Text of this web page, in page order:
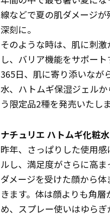
線などで夏の肌ダメージ
深刻に。
そのような時は、肌に刺
し、バリア機能をサポート
365日、肌に寄り添いなが
水、ハトムギ保湿ジェル
う限定品2種を発売いたしま
ナチュリエ ハトムギ化粧
昨年、さっぱりした使用
ルし、満足度がさらに高
ダメージを受けた顔から
きます。体は顔よりも角
め、スプレー使いはゆらぎ